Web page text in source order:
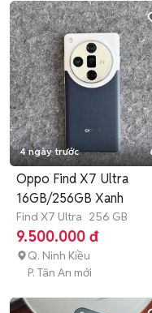
4 ngày trước
Oppo Find X7 Ultra
16GB/256GB Xanh
Find X7 Ultra 256 GB
9.500.000 đ
Q. Ninh Kiều
P. Tân An mới